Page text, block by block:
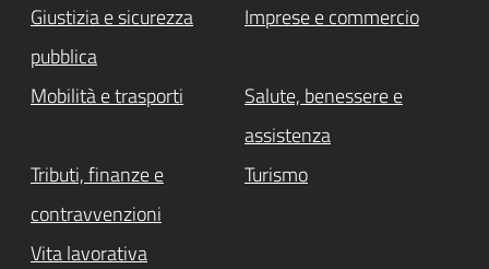
Giustizia e sicurezza
pubblica
Imprese e commercio
Mobilità e trasporti
Salute, benessere e
assistenza
Tributi, finanze e
contravvenzioni
Turismo
Vita lavorativa